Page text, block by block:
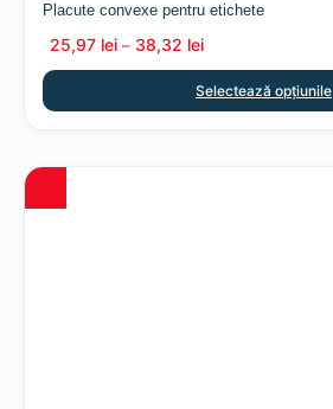
Placute convexe pentru etichete
25,97 lei – 38,32 lei
Selectează opțiunile